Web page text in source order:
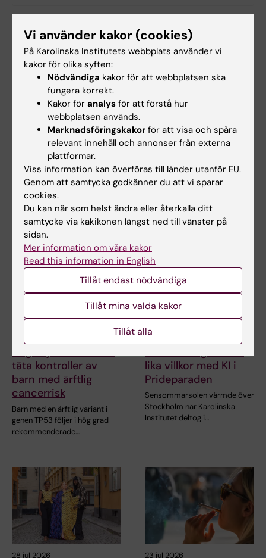
Tags
Biobank Samverkan Barncancer
Cancer och onkologi
Uppdaterad av:
Sabina Bossi Silva 2023-10-11
Dela
Relaterade artiklar
täta kontroller av
barn med ärftlig
cancerrisk
Barn med en ärftlig variant i
genen TP53 följer i hög grad
rekommenderade…
2 aug 2026
lika villkor med KI i
Prideparaden
Sensommarsolen värmde över
Stockholm när Karolinska
Institutet deltog i…
28 jul 2026 23 jul 2026
Vi använder kakor (cookies)
På Karolinska Institutets webbplats använder vi
kakor för olika syften:
Nödvändiga kakor för att webbplatsen ska
fungera korrekt.
Kakor för analys för att förstå hur
webbplatsen används.
Marknadsföringskakor för att visa och spåra
relevant innehåll och annonser från externa
plattformar.
Viss information kan överföras till länder utanför EU.
Genom att samtycka godkänner du att vi sparar
cookies.
Du kan när som helst ändra eller återkalla ditt
samtycke via kakikonen längst ned till vänster på
sidan.
Mer information om våra kakor
Read this information in English
Tillåt endast nödvändiga
Tillåt mina valda kakor
Tillåt alla